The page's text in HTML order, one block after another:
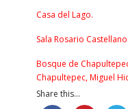
Casa del Lago.
Sala Rosario
Bosque de
Chapultepec, Miguel
Share this...